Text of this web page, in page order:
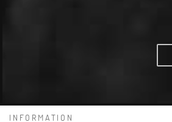
INFORMATION